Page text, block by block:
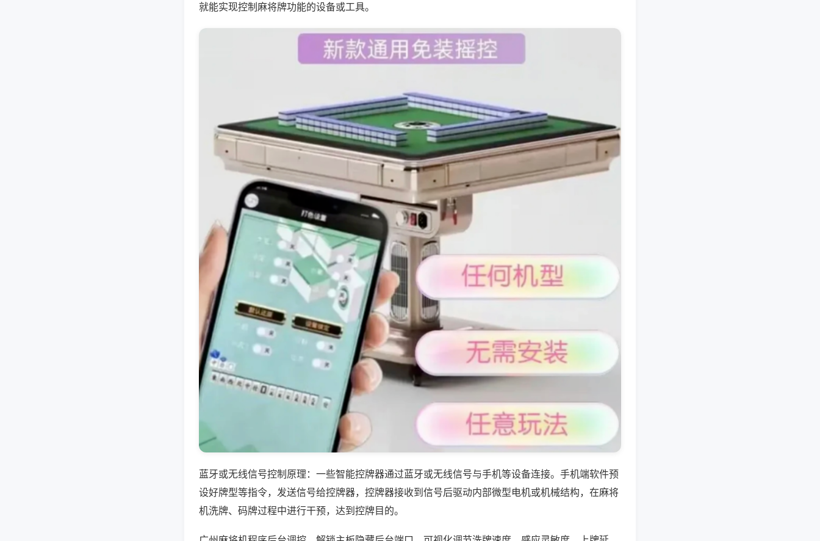
就能实现控制麻将牌功能的设备或工具。
蓝牙或无线信号控制原理：一些智能控牌器通过蓝牙或无线信号与手机等设备连接。手机端软件预
设好牌型等指令，发送信号给控牌器，控牌器接收到信号后驱动内部微型电机或机械结构，在麻将
机洗牌、码牌过程中进行干预，达到控牌目的。